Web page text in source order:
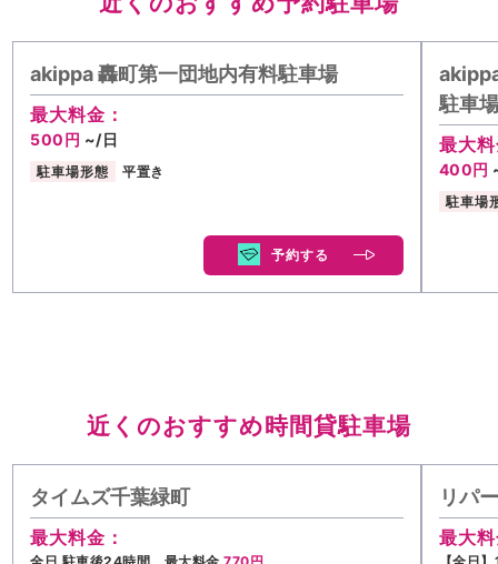
akippa 轟町第一団地内有料駐車場
最大料金：
500円 ~/日
駐車場形態 平置き
予約する
駐車
最大
400円
駐車場
近くのおすすめ時間貸駐車場
タイムズ千葉緑町
最大料金：
リパ
最大